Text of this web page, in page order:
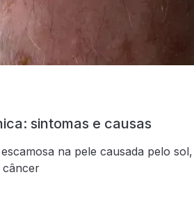
sintomas e causas
na pele causada pelo sol,
câncer